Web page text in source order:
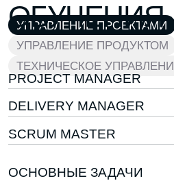
2 ГОДА КАРЬЕРЫ
Ты Middle-проджект-менеджер —
ведёшь проекты, управляешь
180 000
5+ ЛЕТ КАРЬЕРЫ
300 000